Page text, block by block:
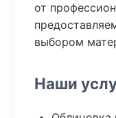
от
выбором
Наши